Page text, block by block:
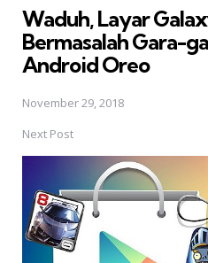
Waduh, Layar
Bermasalah Gara-
Android Oreo
November 29, 2018
Next Post